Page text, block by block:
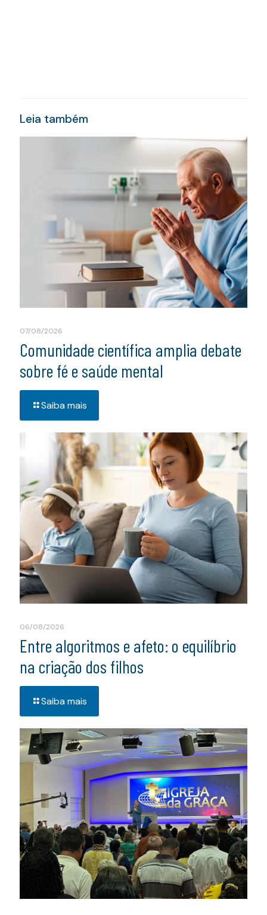
Leia também
07/08/2026
Comunidade científica amplia debate
sobre fé e saúde mental
Saiba mais
06/08/2026
Entre algoritmos e afeto: o equilíbrio
na criação dos filhos
Saiba mais